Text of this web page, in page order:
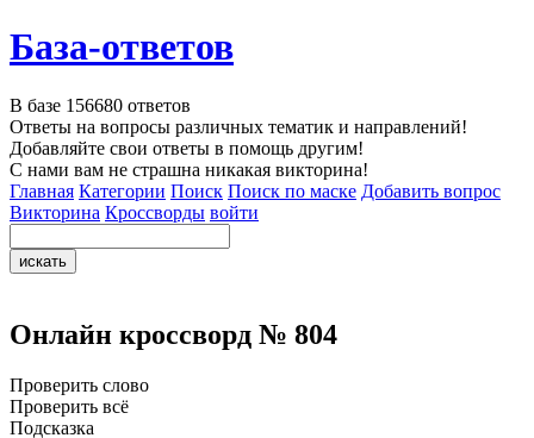
База-ответов
В базе 156680 ответов
Ответы на вопросы различных тематик и направлений!
Добавляйте свои ответы в помощь другим!
С нами вам не страшна никакая викторина!
Главная Категории Поиск Поиск по маске Добавить вопрос
Викторина Кроссворды войти
Онлайн кроссворд № 804
Проверить слово
Проверить всё
Подсказка